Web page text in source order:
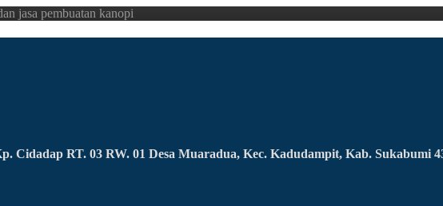
jasa pembuatan kanopi
Cidadap RT. 03 RW. 01 Desa Muaradua, Kec. Kadudampit, Kab. Sukabumi